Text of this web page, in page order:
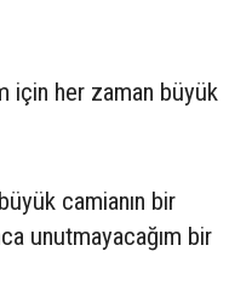
için her zaman büyük
camianın bir
unutmayacağım bir